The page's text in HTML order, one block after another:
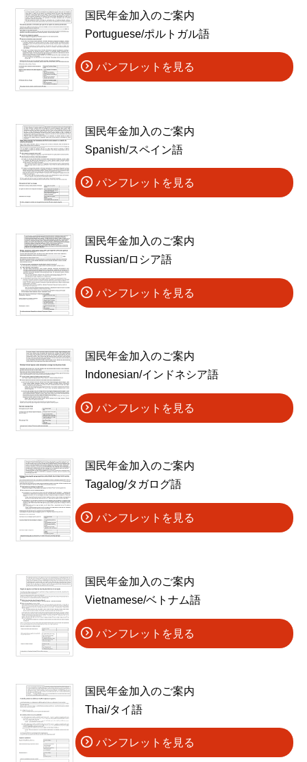
国民年金加入のご案内
Portuguese/ポルトガル語
パンフレットを見る
国民年金加入のご案内
Spanish/スペイン語
パンフレットを見る
国民年金加入のご案内
Russian/ロシア語
パンフレットを見る
国民年金加入のご案内
Indonesian/インドネシア語
パンフレットを見る
国民年金加入のご案内
Tagalog/タガログ語
パンフレットを見る
国民年金加入のご案内
Vietnamese/ベトナム語
パンフレットを見る
国民年金加入のご案内
Thai/タイ語
パンフレットを見る